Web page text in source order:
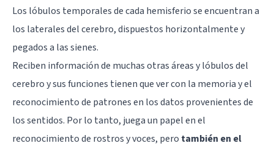
Los lóbulos temporales de cada hemisferio se encuentran a
los laterales del cerebro, dispuestos horizontalmente y
pegados a las sienes.
Reciben información de muchas otras áreas y lóbulos del
cerebro y sus funciones tienen que ver con la memoriay el
reconocimiento de patrones en los datos provenientes de
los sentidos. Por lo tanto, juega un papel en el
reconocimiento de rostrosy voces, pero también en el